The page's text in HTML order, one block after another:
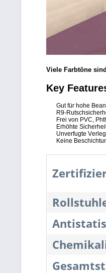
Viele Farbtöne
Key
Gut für hohe
R9-
Frei von PVC,
Erhöhte
Unverfugte
Keine